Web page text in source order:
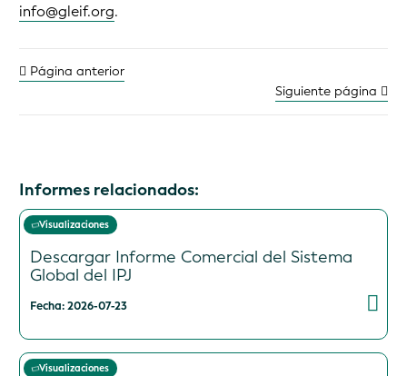
info@gleif.org.
Página anterior
Siguiente página
Informes relacionados:
Visualizaciones
Descargar Informe Comercial del Sistema
Global del IPJ
Fecha: 2026-07-23
Visualizaciones